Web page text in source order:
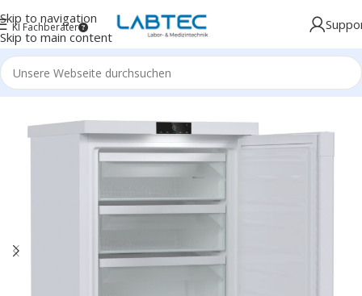
Skip to navigation
Skip to main content
KI Fachberater